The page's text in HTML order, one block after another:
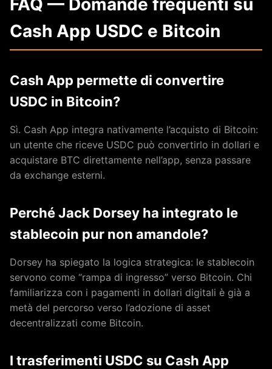
Cash App USDC e Bitcoin
Cash App permette di convertire
USDC in Bitcoin?
Sì. Cash App integra nativamente l’acquisto di Bitcoin:
un utente che riceve USDC può convertirlo in dollari e
acquistare BTC direttamente nell’app, senza passare
da exchange esterni.
Perché Jack Dorsey ha integrato le
stablecoin pur non amandole?
Dorsey ha spiegato la logica strategica: le stablecoin
servono come “rampa di ingresso” verso Bitcoin. Chi
familiarizza con i pagamenti in dollari digitali è già a
metà del percorso verso l’adozione di asset
decentralizzati come Bitcoin.
I trasferimenti USDC su Cash App